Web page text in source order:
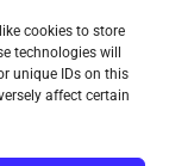
cookies to store
technologies will
unique IDs on this
affect certain